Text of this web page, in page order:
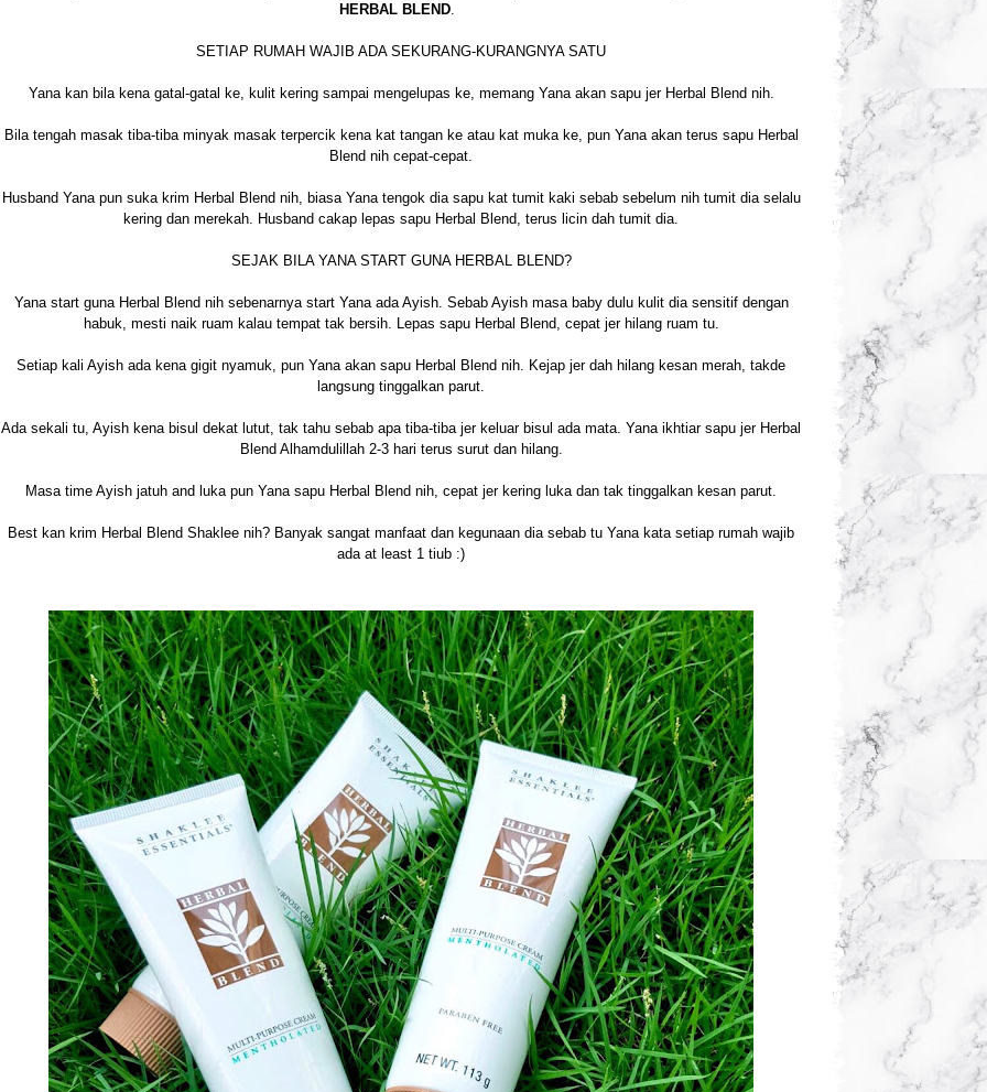
HERBAL BLEND.
SETIAP RUMAH WAJIB ADA SEKURANG-KURANGNYA SATU
Yana kan bila kena gatal-gatal ke, kulit kering sampai mengelupas ke, memang Yana akan sapu jer Herbal Blend nih.
Bila tengah masak tiba-tiba minyak masak terpercik kena kat tangan ke atau kat muka ke, pun Yana akan terus sapu Herbal
Blend nih cepat-cepat.
Husband Yana pun suka krim Herbal Blend nih, biasa Yana tengok dia sapu kat tumit kaki sebab sebelum nih tumit dia selalu
kering dan merekah. Husband cakap lepas sapu Herbal Blend, terus licin dah tumit dia.
SEJAK BILA YANA START GUNA HERBAL BLEND?
Yana start guna Herbal Blend nih sebenarnya start Yana ada Ayish. Sebab Ayish masa baby dulu kulit dia sensitif dengan
habuk, mesti naik ruam kalau tempat tak bersih. Lepas sapu Herbal Blend, cepat jer hilang ruam tu.
Setiap kali Ayish ada kena gigit nyamuk, pun Yana akan sapu Herbal Blend nih. Kejap jer dah hilang kesan merah, takde
langsung tinggalkan parut.
Ada sekali tu, Ayish kena bisul dekat lutut, tak tahu sebab apa tiba-tiba jer keluar bisul ada mata. Yana ikhtiar sapu jer Herbal
Blend Alhamdulillah 2-3 hari terus surut dan hilang.
Masa time Ayish jatuh and luka pun Yana sapu Herbal Blend nih, cepat jer kering luka dan tak tinggalkan kesan parut.
Best kan krim Herbal Blend Shaklee nih? Banyak sangat manfaat dan kegunaan dia sebab tu Yana kata setiap rumah wajib
ada at least 1 tiub :)